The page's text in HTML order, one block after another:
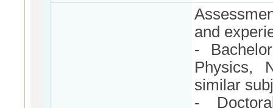
and
-
Physics,
similar
-